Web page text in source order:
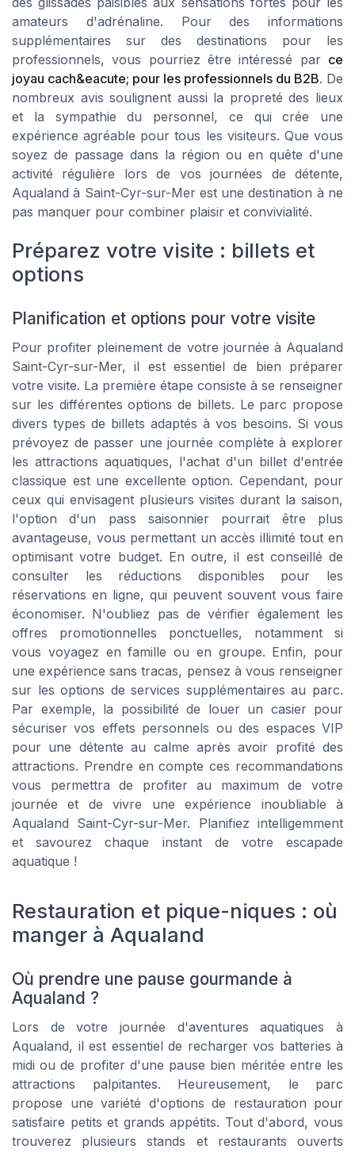
amateurs d'adrénaline. Pour des informations
supplémentaires sur des destinations pour les
professionnels, vous pourriez être intéressé par ce
joyau cach&eacute; pour les professionnels du B2B. De
nombreux avis soulignent aussi la propreté des lieux
et la sympathie du personnel, ce qui crée une
expérience agréable pour tous les visiteurs. Que vous
soyez de passage dans la région ou en quête d'une
activité régulière lors de vos journées de détente,
Aqualand à Saint-Cyr-sur-Mer est une destination à ne
pas manquer pour combiner plaisir et convivialité.
Préparez votre visite : billets et
options
Planification et options pour votre visite
Pour profiter pleinement de votre journée à Aqualand
Saint-Cyr-sur-Mer, il est essentiel de bien préparer
votre visite. La première étape consiste à se renseigner
sur les différentes options de billets. Le parc propose
divers types de billets adaptés à vos besoins. Si vous
prévoyez de passer une journée complète à explorer
les attractions aquatiques, l'achat d'un billet d'entrée
classique est une excellente option. Cependant, pour
ceux qui envisagent plusieurs visites durant la saison,
l'option d'un pass saisonnier pourrait être plus
avantageuse, vous permettant un accès illimité tout en
optimisant votre budget. En outre, il est conseillé de
consulter les réductions disponibles pour les
réservations en ligne, qui peuvent souvent vous faire
économiser. N'oubliez pas de vérifier également les
offres promotionnelles ponctuelles, notamment si
vous voyagez en famille ou en groupe. Enfin, pour
une expérience sans tracas, pensez à vous renseigner
sur les options de services supplémentaires au parc.
Par exemple, la possibilité de louer un casier pour
sécuriser vos effets personnels ou des espaces VIP
pour une détente au calme après avoir profité des
attractions. Prendre en compte ces recommandations
vous permettra de profiter au maximum de votre
journée et de vivre une expérience inoubliable à
Aqualand Saint-Cyr-sur-Mer. Planifiez intelligemment
et savourez chaque instant de votre escapade
aquatique !
Restauration et pique-niques : où
manger à Aqualand
Où prendre une pause gourmande à
Aqualand ?
Lors de votre journée d'aventures aquatiques à
Aqualand, il est essentiel de recharger vos batteries à
midi ou de profiter d'une pause bien méritée entre les
attractions palpitantes. Heureusement, le parc
propose une variété d'options de restauration pour
satisfaire petits et grands appétits. Tout d'abord, vous
trouverez plusieurs stands et restaurants ouverts